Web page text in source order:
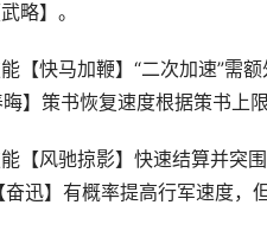
略】。
快马加鞭】“二次加速”需额
】策书恢复速度根据策书上限
风驰掠影】快速结算并突围
迅】有概率提高行军速度，